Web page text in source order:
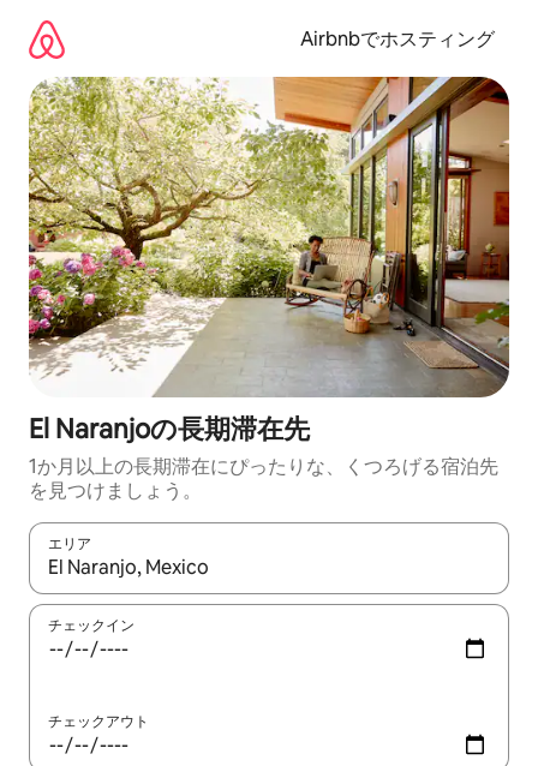
Airbnbでホスティング
El Naranjoの長期滞在先
1か月以上の長期滞在にぴったりな、くつろげる宿泊先
を見つけましょう。
エリア
検索結果が表示されたら、上下の矢印キーを使って移動するか
チェックイン
チェックアウト